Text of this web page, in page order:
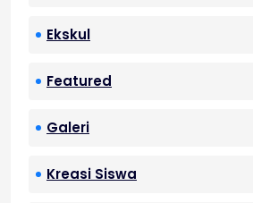
Ekskul
Featured
Galeri
Kreasi Siswa